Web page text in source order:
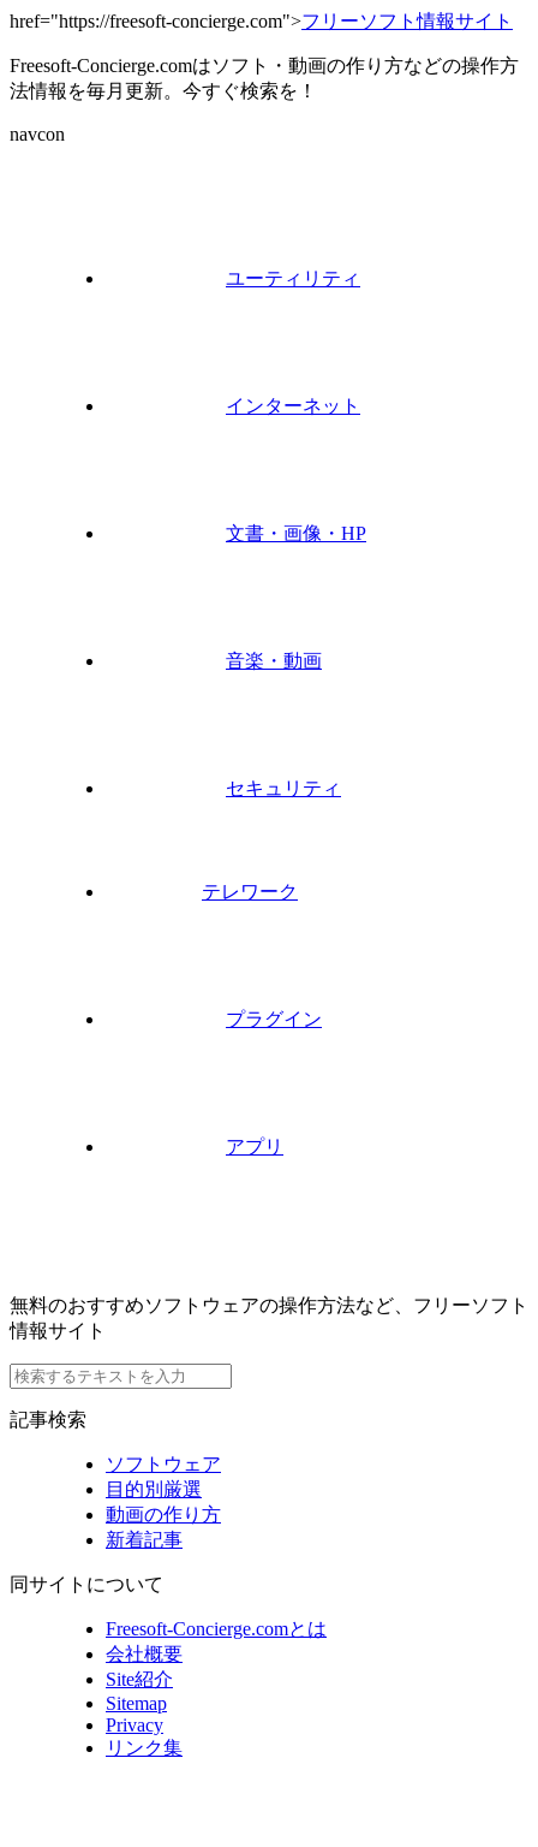
href="https://freesoft-concierge.com">フリーソフト情報サイト
Freesoft-Concierge.comはソフト・動画の作り方などの操作方
法情報を毎月更新。今すぐ検索を！
navcon
ユーティリティ
インターネット
文書・画像・HP
音楽・動画
セキュリティ
テレワーク
プラグイン
アプリ
無料のおすすめソフトウェアの操作方法など、フリーソフト
情報サイト
記事検索
ソフトウェア
目的別厳選
動画の作り方
新着記事
同サイトについて
Freesoft-Concierge.comとは
会社概要
Site紹介
Sitemap
Privacy
リンク集